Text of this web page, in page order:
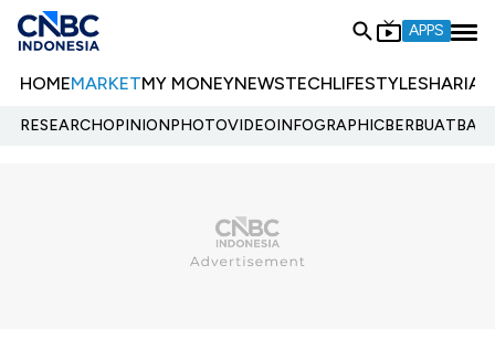
APPS
HOMEMARKETMY MONEYNEWSTECHLIFESTYLESHARIA
RESEARCHOPINIONPHOTOVIDEOINFOGRAPHIC